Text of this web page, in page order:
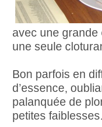
avec une grande
une seule
Bon parfois en
d’essence,
palanquée de
petites